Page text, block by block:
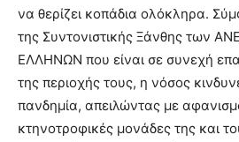
να θερίζει κοπάδια ολόκληρα.
της Συντονιστικής Ξάνθης των
ΕΛΛΗΝΩΝ που είναι σε συνεχή
της περιοχής τους, η νόσος
πανδημία, απειλώντας με
κτηνοτροφικές μονάδες της και